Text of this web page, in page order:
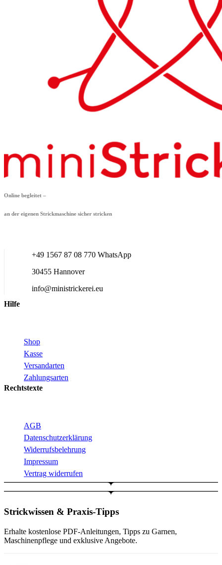
Online begleitet –
an der eigenen Strickmaschine sicher stricken
+49 1567 87 08 770 WhatsApp
30455 Hannover
info@ministrickerei.eu
Hilfe
Shop
Kasse
Versandarten
Zahlungsarten
Rechtstexte
AGB
Datenschutzerklärung
Widerrufsbelehrung
Impressum
Vertrag widerrufen
Strickwissen & Praxis-Tipps
Erhalte kostenlose PDF-Anleitungen, Tipps zu Garnen,
Maschinenpflege und exklusive Angebote.